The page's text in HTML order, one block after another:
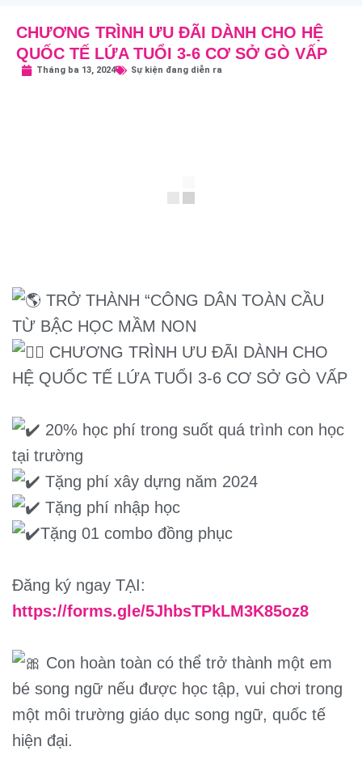
CHƯƠNG TRÌNH ƯU ĐÃI DÀNH CHO HỆ
QUỐC TẾ LỨA TUỔI 3-6 CƠ SỞ GÒ VẤP
Tháng ba 13, 2024 Sự kiện đang diễn ra
TRỞ THÀNH “CÔNG DÂN TOÀN CẦU
TỪ BẬC HỌC MẦM NON
CHƯƠNG TRÌNH ƯU ĐÃI DÀNH CHO
HỆ QUỐC TẾ LỨA TUỔI 3-6 CƠ SỞ GÒ VẤP
20% học phí trong suốt quá trình con học
tại trường
Tặng phí xây dựng năm 2024
Tặng phí nhập học
Tặng 01 combo đồng phục
Đăng ký ngay TẠI:
https://forms.gle/5JhbsTPkLM3K85oz8
Con hoàn toàn có thể trở thành một em
bé song ngữ nếu được học tập, vui chơi trong
một môi trường giáo dục song ngữ, quốc tế
hiện đại.